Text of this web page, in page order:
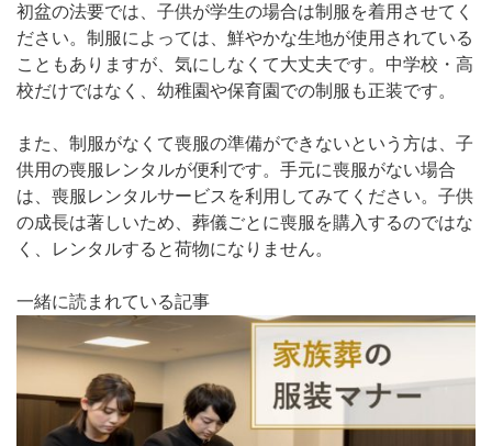
初盆の法要では、子供が学生の場合は制服を着用させてく
ださい。制服によっては、鮮やかな生地が使用されている
こともありますが、気にしなくて大丈夫です。中学校・高
校だけではなく、幼稚園や保育園での制服も正装です。
また、制服がなくて喪服の準備ができないという方は、子
供用の喪服レンタルが便利です。手元に喪服がない場合
は、喪服レンタルサービスを利用してみてください。子供
の成長は著しいため、葬儀ごとに喪服を購入するのではな
く、レンタルすると荷物になりません。
一緒に読まれている記事